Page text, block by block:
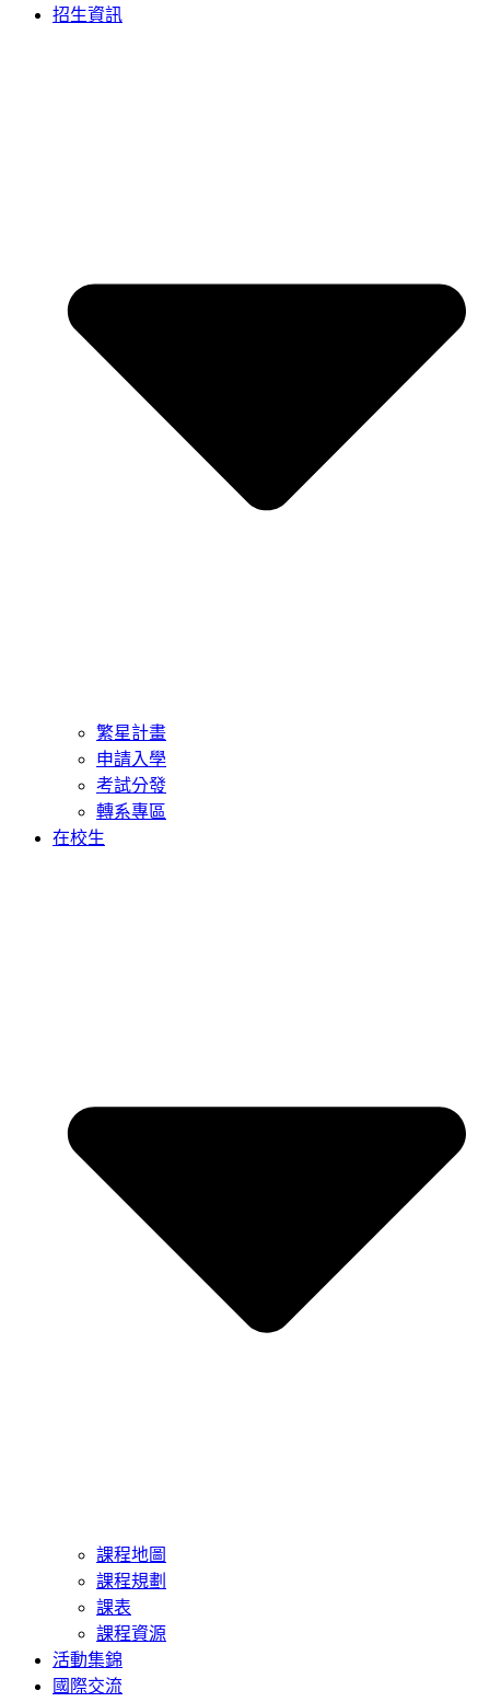
招生資訊
繁星計畫
申請入學
考試分發
轉系專區
在校生
課程地圖
課程規劃
課表
課程資源
活動集錦
國際交流